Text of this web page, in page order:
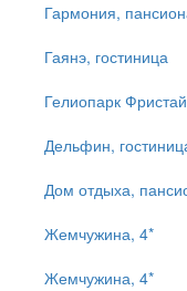
Гармония,
Гаянэ, гостиница
Гелиопарк
Дельфин,
Дом отдыха,
Жемчужина, 4*
Жемчужина, 4*